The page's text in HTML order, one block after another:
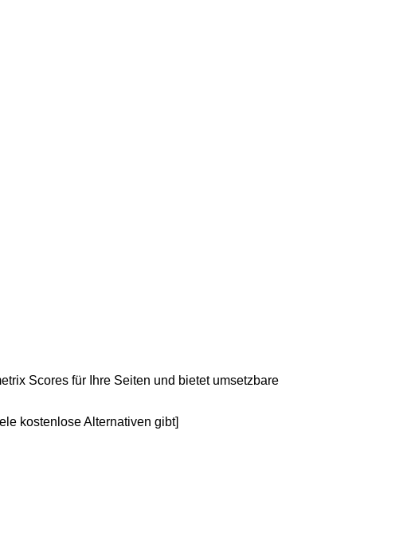
Scores für Ihre Seiten und bietet umsetzbare
kostenlose Alternativen gibt]